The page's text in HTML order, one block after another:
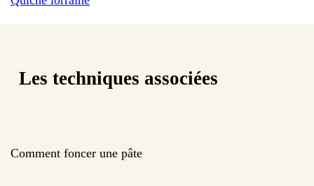
Les techniques associées
Comment foncer une pâte